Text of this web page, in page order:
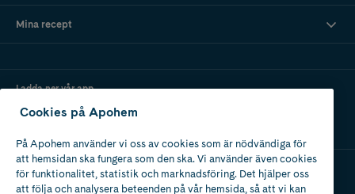
Mina recept
Ladda ner vår app
Apotek med tillstånd
Cookies på Apohem
På Apohem använder vi oss av cookies som är nödvändiga för
att hemsidan ska fungera som den ska. Vi använder även cookies
för funktionalitet, statistik och marknadsföring. Det hjälper oss
att följa och analysera beteenden på vår hemsida, så att vi kan